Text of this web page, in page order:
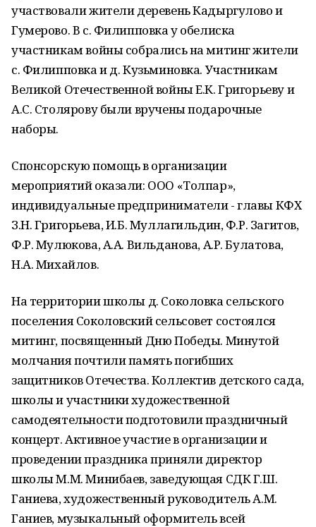
участвовали жители деревень Кадыргулово и
Гумерово. В с. Филипповка у обелиска
участникам войны собрались на митинг жители
с. Филипповка и д. Кузьминовка. Участникам
Великой Отечественной войны Е.К. Григорьеву и
А.С. Столярову были вручены подарочные
наборы.
Спонсорскую помощь в организации
мероприятий оказали: ООО «Толпар»,
индивидуальные предприниматели - главы КФХ
З.Н. Григорьева, И.Б. Муллагильдин, Ф.Р. Загитов,
Ф.Р. Мулюкова, А.А. Вильданова, А.Р. Булатова,
Н.А. Михайлов.
На территории школы д. Соколовка сельского
поселения Соколовский сельсовет состоялся
митинг, посвященный Дню Победы. Минутой
молчания почтили память погибших
защитников Отечества. Коллектив детского сада,
школы и участники художественной
самодеятельности подготовили праздничный
концерт. Активное участие в организации и
проведении праздника приняли директор
школы М.М. Минибаев, заведующая СДК Г.Ш.
Ганиева, художественный руководитель А.М.
Ганиев, музыкальный оформитель всей